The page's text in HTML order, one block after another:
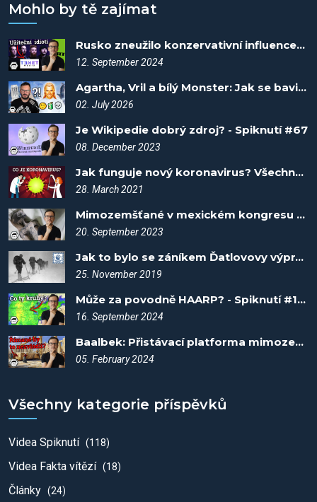
Mohlo by tě zajímat
Rusko zneužilo konzervativní influencery! - Spiknutí #103
12. September 2024
Agartha, Vril a bílý Monster: Jak se bavit popíráním Holokaustu?
02. July 2026
Je Wikipedie dobrý zdroj? - Spiknutí #67
08. December 2023
Jak funguje nový koronavirus? Všechno o covidu #1
28. March 2021
Mimozemšťané v mexickém kongresu - Spiknutí #13
20. September 2023
Jak to bylo se záníkem Ďatlovovy výpravy? Fakta vítězí #13
25. November 2019
Může za povodně HAARP? - Spiknutí #104
16. September 2024
Baalbek: Přistávací platforma mimozemšťanů? - Spiknutí #89
05. February 2024
Všechny kategorie příspěvků
Videa Spiknutí (118)
Videa Fakta vítězí (18)
Články (24)